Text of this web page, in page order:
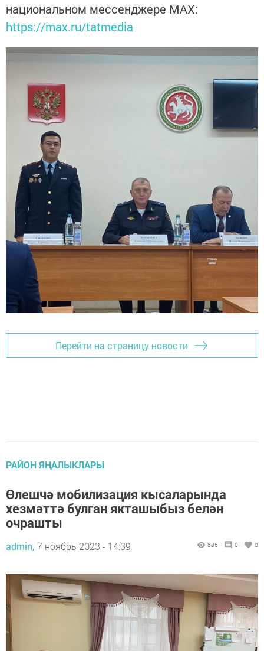
национальном мессенджере MАХ:
https://max.ru/tatmedia
Перейти на страницу новости
РАЙОН ЯҢАЛЫКЛАРЫ
Өлешчә мобилизация кысаларында
хезмәттә булган якташыбыз белән
очрашты
admin, 7 ноябрь 2023 - 14:39 685 0 0